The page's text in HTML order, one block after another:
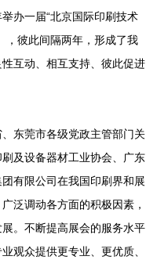
办一届“北京国际印刷技术
，彼此间隔两年，形成了我
互动、相互支持、彼此促进
东莞市各级党政主管部门关
及设备器材工业协会、广东
有限公司在我国印刷界和展
泛调动各方面的积极因素，
。不断提高展会的服务水平
观众提供更专业、更优质、